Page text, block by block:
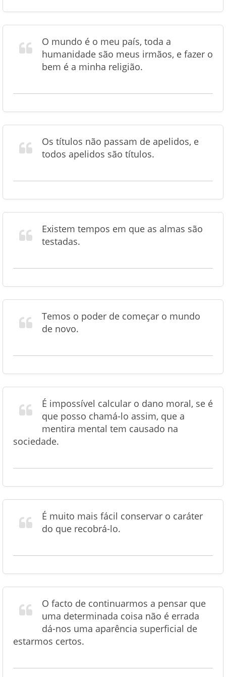
O mundo é o meu país, toda a
humanidade são meus irmãos, e fazer o
bem é a minha religião.
Os títulos não passam de apelidos, e
todos apelidos são títulos.
Existem tempos em que as almas são
testadas.
Temos o poder de começar o mundo
de novo.
É impossível calcular o dano moral, se é
que posso chamá-lo assim, que a
mentira mental tem causado na
sociedade.
É muito mais fácil conservar o caráter
do que recobrá-lo.
O facto de continuarmos a pensar que
uma determinada coisa não é errada
dá-nos uma aparência superficial de
estarmos certos.